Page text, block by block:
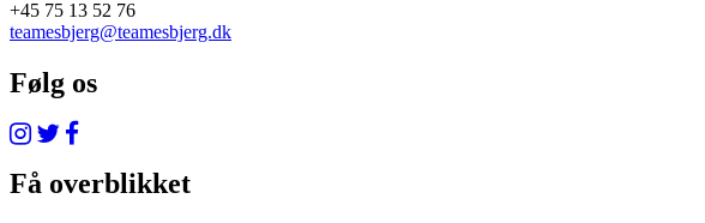
+45 75 13 52 76
teamesbjerg@teamesbjerg.dk
Følg os
Få overblikket